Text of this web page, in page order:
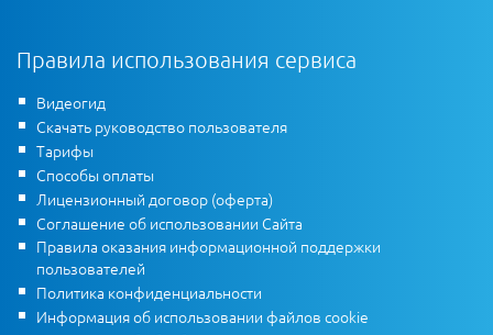
Правила использования сервиса
Видеогид
Скачать руководство пользователя
Тарифы
Способы оплаты
Лицензионный договор (оферта)
Соглашение об использовании Сайта
Правила оказания информационной поддержки
пользователей
Политика конфиденциальности
Информация об использовании файлов cookie